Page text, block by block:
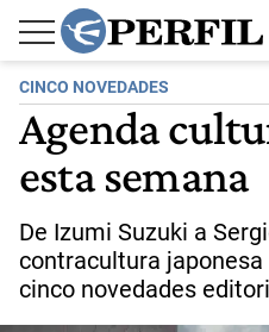
CINCO NOVEDADES
Agenda
esta semana
De Izumi Suzuki a
contracultura
cinco novedades